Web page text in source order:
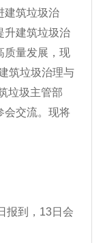
建筑垃圾治
升建筑垃圾治
质量发展，现
筑垃圾治理与
垃圾主管部
会交流。现将
报到，13日会